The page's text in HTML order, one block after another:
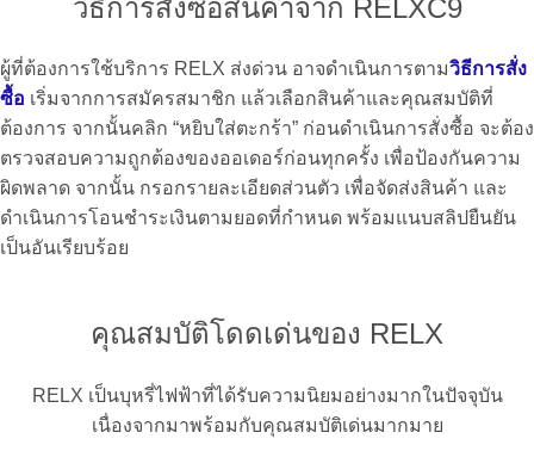
วิธีการสั่งซื้อสินค้าจาก RELXC9
ผู้ที่ต้องการใช้บริการ RELX ส่งด่วน อาจดำเนินการตามวิธีการสั่ง
ซื้อ เริ่มจากการสมัครสมาชิก แล้วเลือกสินค้าและคุณสมบัติที่
ต้องการ จากนั้นคลิก “หยิบใส่ตะกร้า” ก่อนดำเนินการสั่งซื้อ จะต้อง
ตรวจสอบความถูกต้องของออเดอร์ก่อนทุกครั้ง เพื่อป้องกันความ
ผิดพลาด จากนั้น กรอกรายละเอียดส่วนตัว เพื่อจัดส่งสินค้า และ
ดำเนินการโอนชำระเงินตามยอดที่กำหนด พร้อมแนบสลิปยืนยัน
เป็นอันเรียบร้อย
คุณสมบัติโดดเด่นของ RELX
RELX เป็นบุหรี่ไฟฟ้าที่ได้รับความนิยมอย่างมากในปัจจุบัน
เนื่องจากมาพร้อมกับคุณสมบัติเด่นมากมาย